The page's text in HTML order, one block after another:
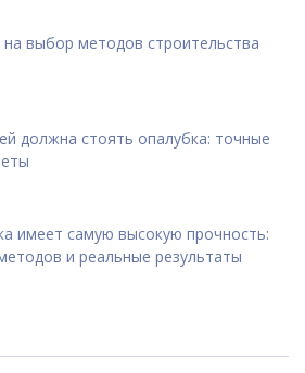
выбор методов строительства
должна стоять опалубка: точные
имеет самую высокую прочность:
и реальные результаты